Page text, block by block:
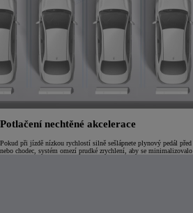
Potlačení nechtěné akcelerace
Pokud při jízdě nízkou rychlostí silně sešlápnete plynový pedál
nebo chodec, systém omezí prudké zrychlení, aby se